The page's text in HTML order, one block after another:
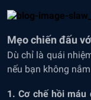
Mẹo chiến đấu
Dù chỉ là quái
nếu bạn không
1. Cơ chế hồi máu